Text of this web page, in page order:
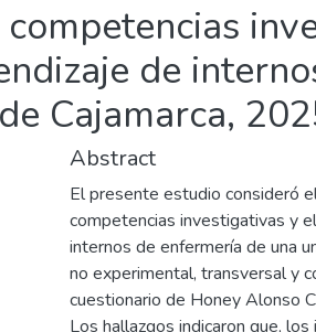
de
Cajamarca,
Abstract
El presente estudio consideró
competencias investigativas y
internos de enfermería de una
no experimental, transversal y
cuestionario de Honey Alonso
Los hallazgos indicaron que,